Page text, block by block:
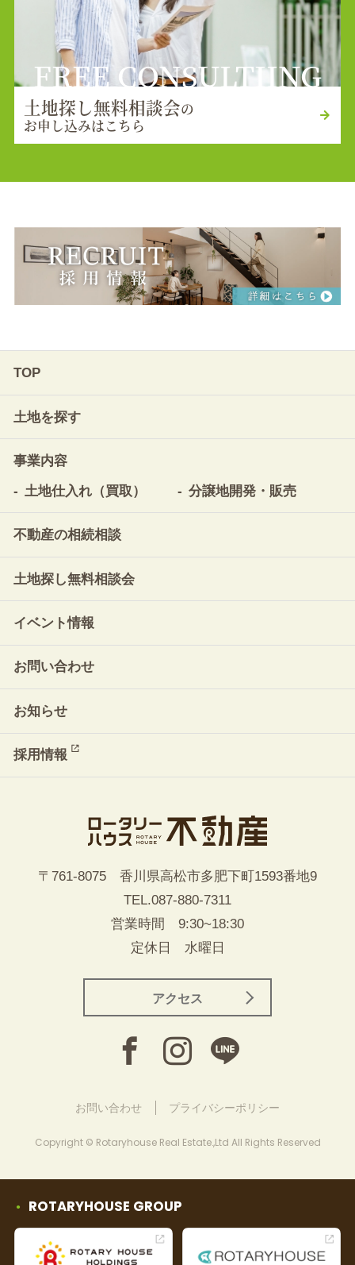
FREE CONSULTIING
土地探し無料相談会の
お申し込みはこちら
TOP
土地を探す
事業内容
土地仕入れ（買取）
分譲地開発・販売
不動産の相続相談
土地探し無料相談会
イベント情報
お問い合わせ
お知らせ
採用情報
〒761-8075 香川県高松市多肥下町1593番地9
TEL.087-880-7311
営業時間 9:30~18:30
定休日 水曜日
アクセス
お問い合わせ プライバシーポリシー
Copyright © Rotaryhouse Real Estate.,Ltd All Rights Reserved
ROTARYHOUSE GROUP